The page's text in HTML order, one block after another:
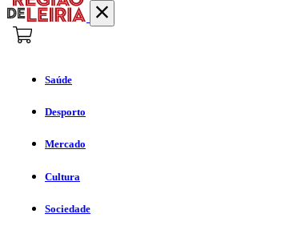
Saúde
Desporto
Mercado
Cultura
Sociedade